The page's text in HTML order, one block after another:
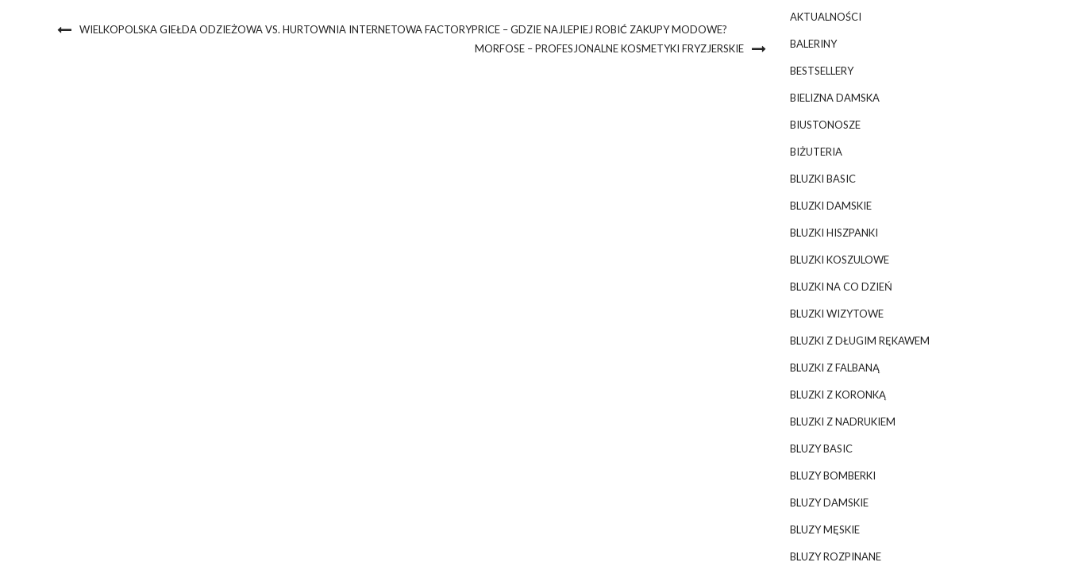
WIELKOPOLSKA GIEŁDA ODZIEŻOWA VS. HURTOWNIA INTERNETOWA FACTORYPRICE – GDZIE NAJLEPIEJ ROBIĆ ZAKUPY MODOWE?
MORFOSE – PROFESJONALNE KOSMETYKI FRYZJERSKIE
AKTUALNOŚCI
BALERINY
BESTSELLERY
BIELIZNA DAMSKA
BIUSTONOSZE
BIŻUTERIA
BLUZKI BASIC
BLUZKI DAMSKIE
BLUZKI HISZPANKI
BLUZKI KOSZULOWE
BLUZKI NA CO DZIEŃ
BLUZKI WIZYTOWE
BLUZKI Z DŁUGIM RĘKAWEM
BLUZKI Z FALBANĄ
BLUZKI Z KORONKĄ
BLUZKI Z NADRUKIEM
BLUZY BASIC
BLUZY BOMBERKI
BLUZY DAMSKIE
BLUZY MĘSKIE
BLUZY ROZPINANE